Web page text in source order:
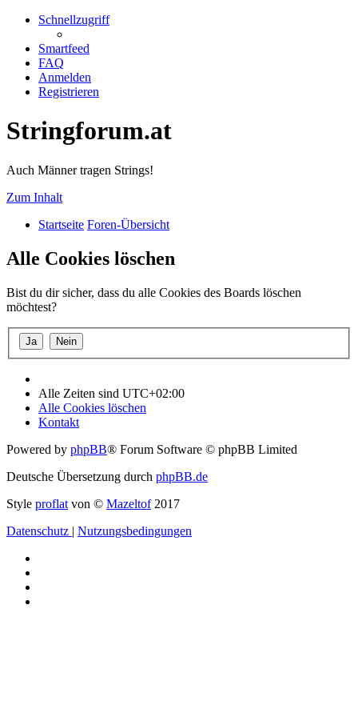
Schnellzugriff
Smartfeed
FAQ
Anmelden
Registrieren
Stringforum.at
Auch Männer tragen Strings!
Zum Inhalt
Startseite Foren-Übersicht
Alle Cookies löschen
Bist du dir sicher, dass du alle Cookies des Boards löschen
möchtest?
Alle Zeiten sind UTC+02:00
Alle Cookies löschen
Kontakt
Powered by phpBB® Forum Software © phpBB Limited
Deutsche Übersetzung durch phpBB.de
Style proflat von © Mazeltof2017
Datenschutz | Nutzungsbedingungen